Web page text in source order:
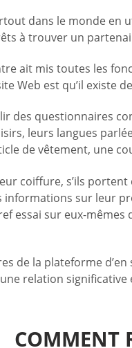
dans le monde
à trouver un
ait mis toutes les
Web est qu’il
des questionnaires
leurs langues
de vêtement, une
coiffure, s’ils
sur leur
essai sur eux-
de la plateforme
relation
COMMENT